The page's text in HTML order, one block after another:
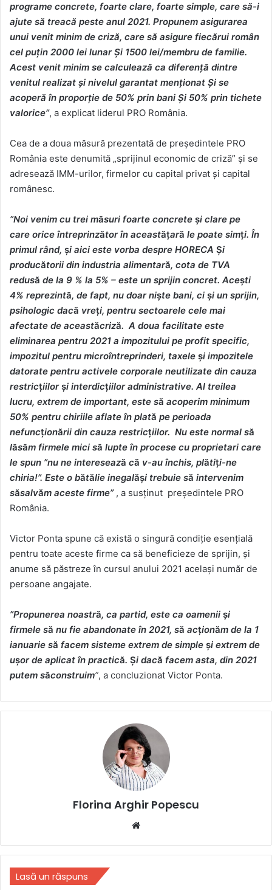
programe concrete, foarte clare, foarte simple, care să-i
ajute să treacă peste anul 2021. Propunem asigurarea
unui venit minim de criză, care să asigure fiecărui român
cel puțin 2000 lei lunar Și 1500 lei/membru de familie.
Acest venit minim se calculează ca diferență dintre
venitul realizat și nivelul garantat menționat Și se
acoperă în proporție de 50% prin bani Și 50% prin tichete
valorice”, a explicat liderul PRO România.
Cea de a doua măsură prezentată de președintele PRO
România este denumită „sprijinul economic de criză” și se
adresează IMM-urilor, firmelor cu capital privat și capital
românesc.
”Noi venim cu trei măsuri foarte concrete și clare pe
care orice întreprinzător în aceastățară le poate simți. În
primul rând, și aici este vorba despre HORECA Și
producătorii din industria alimentară, cota de TVA
redusă de la 9 % la 5% – este un sprijin concret. Acești
4% reprezintă, de fapt, nu doar niște bani, ci și un sprijin,
psihologic dacă vreți, pentru sectoarele cele mai
afectate de aceastăcriză. A doua facilitate este
eliminarea pentru 2021 a impozitului pe profit specific,
impozitul pentru microîntreprinderi, taxele și impozitele
datorate pentru activele corporale neutilizate din cauza
restricțiilorși interdicțiilor administrative. Al treilea
lucru, extrem de important, este să acoperim minimum
50% pentru chiriile aflate în plată pe perioada
nefuncționării din cauza restricțiilor. Nu este normal să
lăsăm firmele mici să lupte în procese cu proprietari care
le spun ”nu ne interesează că v-au închis, plătiți-ne
chiria!”. Este o bătălie inegalăși trebuie să intervenim
săsalvăm aceste firme” , a susținut președintele PRO
România.
Victor Ponta spune că există o singură condiție esențială
pentru toate aceste firme ca să beneficieze de sprijin, și
anume să păstreze în cursul anului 2021 același număr de
persoane angajate.
”Propunerea noastră, ca partid, este ca oamenii și
firmele să nu fie abandonate în 2021, să acționăm de la 1
ianuarie să facem sisteme extrem de simple și extrem de
ușor de aplicat în practică. Și dacă facem asta, din 2021
putem săconstruim”, a concluzionat Victor Ponta.
Florina Arghir Popescu
Lasă un răspuns